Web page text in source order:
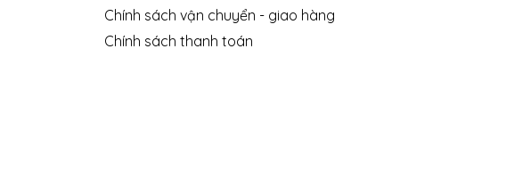
Chính sách vận chuyển - giao hàng
Chính sách thanh toán